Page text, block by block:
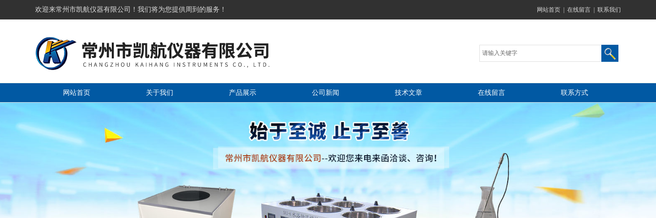
欢迎来常州市凯航仪器有限公司！我们将为您提供周到的服务！ 网站首页 在线留言 联系我们
网站首页 关于我们 产品展示 公司新闻 技术文章 在线留言 联系方式